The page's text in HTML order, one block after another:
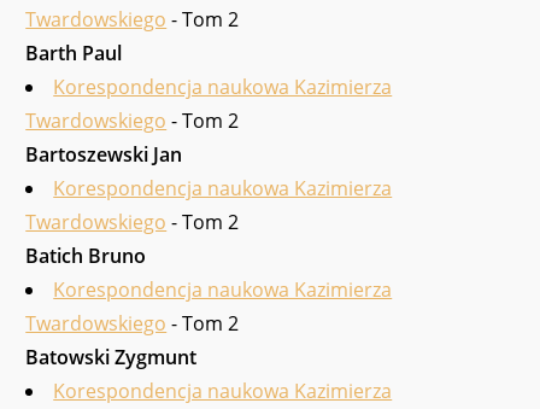
Twardowskiego - Tom 2
Barth Paul
Korespondencja naukowa Kazimierza
Twardowskiego - Tom 2
Bartoszew­ski Jan
Korespondencja naukowa Kazimierza
Twardowskiego - Tom 2
Batich Bruno
Korespondencja naukowa Kazimierza
Twardowskiego - Tom 2
Batowski Zygmunt
Korespondencja naukowa Kazimierza